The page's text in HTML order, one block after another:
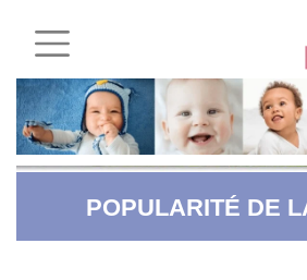
POPULARITÉ DE